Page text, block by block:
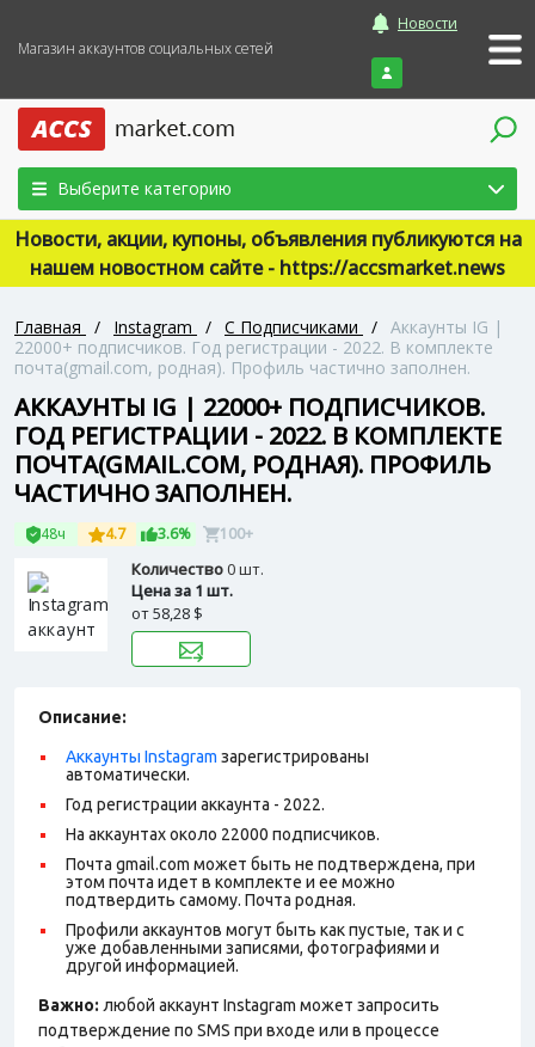
Магазин аккаунтов социальных сетей
Новости
Войти
Выберите категорию
Новости, акции, купоны, объявления публикуются на
нашем новостном сайте - https://accsmarket.news
Главная / Instagram / С Подписчиками / Аккаунты IG |
22000+ подписчиков. Год регистрации - 2022. В комплекте
почта(gmail.com, родная). Профиль частично заполнен.
АККАУНТЫ IG | 22000+ ПОДПИСЧИКОВ.
ГОД РЕГИСТРАЦИИ - 2022. В КОМПЛЕКТЕ
ПОЧТА(GMAIL.COM, РОДНАЯ). ПРОФИЛЬ
ЧАСТИЧНО ЗАПОЛНЕН.
48ч 4.7 3.6% 100+
Количество0 шт.
Цена за 1 шт.
от58,28 $
Описание:
Аккаунты Instagram зарегистрированы
автоматически.
Год регистрации аккаунта - 2022.
На аккаунтах около 22000 подписчиков.
Почта gmail.com может быть не подтверждена, при
этом почта идет в комплекте и ее можно
подтвердить самому. Почта родная.
Профили аккаунтов могут быть как пустые, так и с
уже добавленными записями, фотографиями и
другой информацией.
Важно: любой аккаунт Instagram может запросить
подтверждение по SMS при входе или в процессе